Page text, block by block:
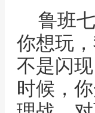
鲁班
你想玩
不是闪
时候，